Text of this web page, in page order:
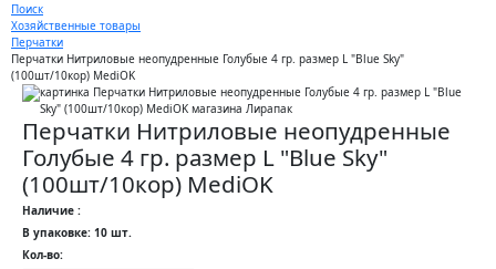
Поиск
Хозяйственные товары
Перчатки
Перчатки Нитриловые неопудренные Голубые 4 гр. размер L "Blue Sky"
(100шт/10кор) MediOK
Перчатки Нитриловые неопудренные
Голубые 4 гр. размер L "Blue Sky"
(100шт/10кор) MediOK
Наличие :
В упаковке: 10 шт.
Кол-во: